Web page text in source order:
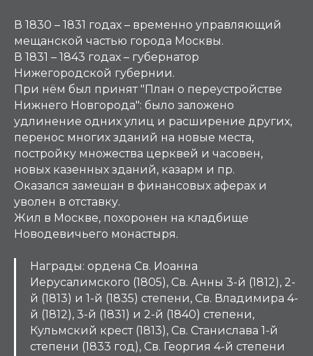
В 1830 – 1831 годах – временно управляющий
мещанской частью города Москвы.
В 1831 – 1843 годах – губернатор
Нижегородской губернии.
При нём был принят "План о переустройстве
Нижнего Новгорода": было заложено
удлинение одних улиц и расширение других,
перенос многих зданий на новые места,
постройку множества церквей и часовен,
новых казенных зданий, казарм и пр.
Оказался замешан в финансовых аферах и
уволен в отставку.
Жил в Москве, похоронен на кладбище
Новодевичьего монастыря.
Награды: ордена Св. Иоанна
Иерусалимского (1805), Св. Анны 3-й (1812), 2-
й (1813) и 1-й (1835) степени, Св. Владимира 4-
й (1812), 3-й (1831) и 2-й (1840) степени,
Кульмский крест (1813), Св. Станислава 1-й
степени (1833 год), Св. Георгия 4-й степени